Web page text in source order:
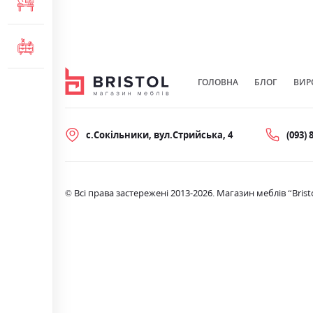
ГОЛОВНА БЛОГ
с.Сокільники, вул.Стрийська, 4 (093)
© Всі права застережені 2013-2026. Магазин меблів